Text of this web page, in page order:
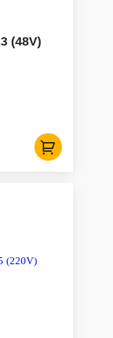
(48V)